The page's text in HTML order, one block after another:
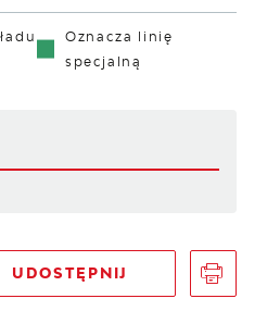
Oznacza linię
specjalną
UDOSTĘPNIJ